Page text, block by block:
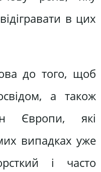
в цих
до того, щоб
а також
Європи, які
випадках уже
і часто